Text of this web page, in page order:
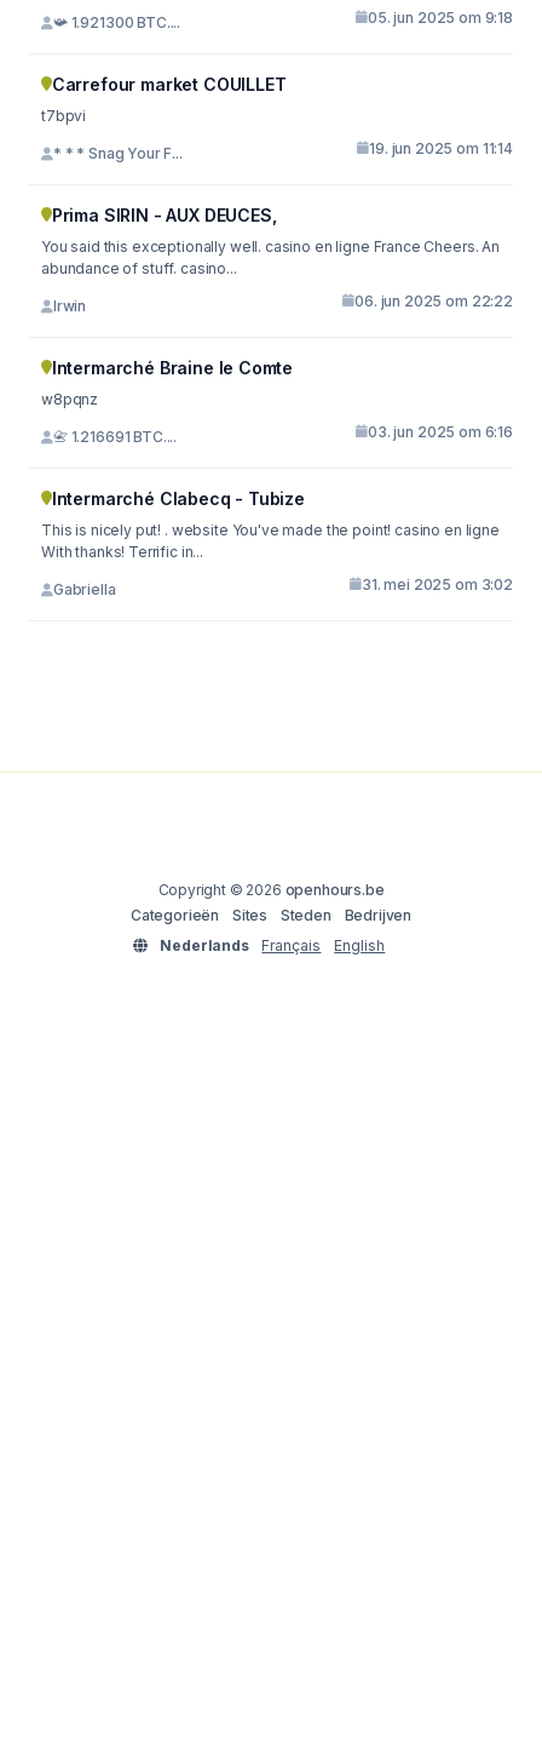
📯 1.921300 BTC.... 05. jun 2025 om 9:18
Carrefour market COUILLET
t7bpvi
* * * Snag Your F... 19. jun 2025 om 11:14
Prima SIRIN - AUX DEUCES,
You said this exceptionally well. casino en ligne France Cheers. An
abundance of stuff. casino...
Irwin 06. jun 2025 om 22:22
Intermarché Braine le Comte
w8pqnz
📇 1.216691 BTC.... 03. jun 2025 om 6:16
Intermarché Clabecq - Tubize
This is nicely put! . website You've made the point! casino en ligne
With thanks! Terrific in...
Gabriella 31. mei 2025 om 3:02
Copyright © 2026 openhours.be
Categorieën
Sites Steden
Bedrijven
Nederlands
Français English